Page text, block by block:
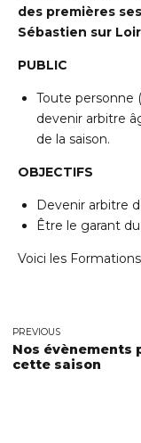
des premières
Sébastien sur
PUBLIC
Toute
devenir arbitre
de la saison.
OBJECTIFS
Devenir arbitre
Être le garant
Voici les
PREVIOUS
Nos évènements
cette saison